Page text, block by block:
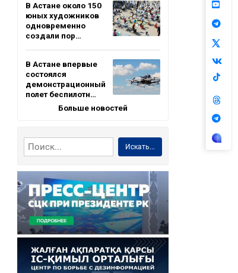
В Астане около 150
юных художников
одновременно
создали пор…
В Астане впервые
состоялся
демонстрационный
полет беспилотн…
Больше новостей
Искать...